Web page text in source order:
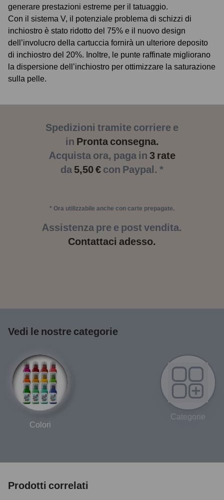
generare prestazioni estreme per il tatuaggio.
Con il sistema V, il potenziale problema di schizzi di
inchiostro è stato ridotto del 75% e il nuovo design
dell’involucro della cartuccia fornirà un ulteriore deposito
di inchiostro del 20%. Inoltre, le punte raffinate migliorano
la dispersione dell’inchiostro per ottimizzare la saturazione
sulla pelle.
Spedizioni tramite corriere e
in Pronta consegna.
Acquista ora, paga in 3 rate
da 5,50 € con Paypal. *
* Ora utilizzabile anche con carte prepagate.
Assistenza pre e post vendita.
Contattaci adesso.
Vedi le nostre categorie
Colori
Categorie
Prodotti correlati